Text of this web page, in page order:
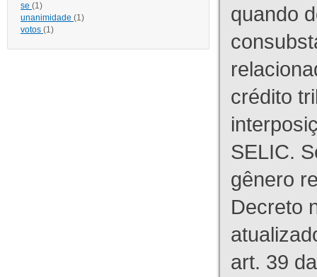
se (1)
unanimidade (1)
votos (1)
quando
crédito
SELIC.
gênero
Decreto
art. 39